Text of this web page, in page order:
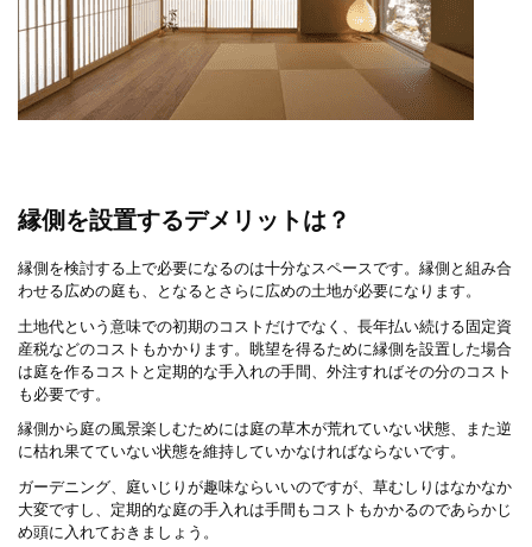
縁側を設置するデメリットは？
縁側を検討する上で必要になるのは十分なスペースです。縁側と組み合
わせる広めの庭も、となるとさらに広めの土地が必要になります。
土地代という意味での初期のコストだけでなく、長年払い続ける固定資
産税などのコストもかかります。眺望を得るために縁側を設置した場合
は庭を作るコストと定期的な手入れの手間、外注すればその分のコスト
も必要です。
縁側から庭の風景楽しむためには庭の草木が荒れていない状態、また逆
に枯れ果てていない状態を維持していかなければならないです。
ガーデニング、庭いじりが趣味ならいいのですが、草むしりはなかなか
大変ですし、定期的な庭の手入れは手間もコストもかかるのであらかじ
め頭に入れておきましょう。